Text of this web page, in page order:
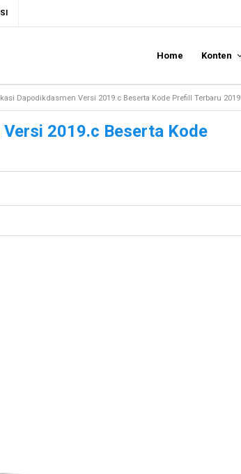
Home Konten
Dapodikdasmen Versi 2019.c Beserta Kode Prefill Terbaru 2019
2019.c Beserta Kode